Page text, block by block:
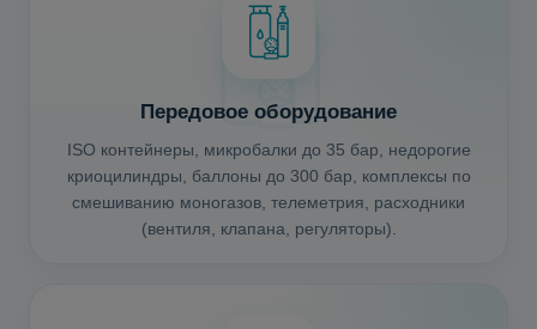
Передовое оборудование
ISO контейнеры, микробалки до 35 бар, недорогие
криоцилиндры, баллоны до 300 бар, комплексы по
смешиванию моногазов, телеметрия, расходники
(вентиля, клапана, регуляторы).